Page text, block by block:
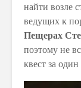
найти возле
ведущих к
Пещерах
поэтому не
квест за один